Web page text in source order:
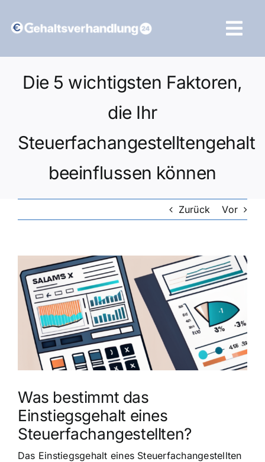
Inhalt
Die 5 wichtigsten Faktoren,
die Ihr
Steuerfachangestelltengehalt
beeinflussen können
Zurück Vor
Zeige
grösseres
Bild
Was bestimmt das
Einstiegsgehalt eines
Steuerfachangestellten?
Das Einstiegsgehalt eines Steuerfachangestellten